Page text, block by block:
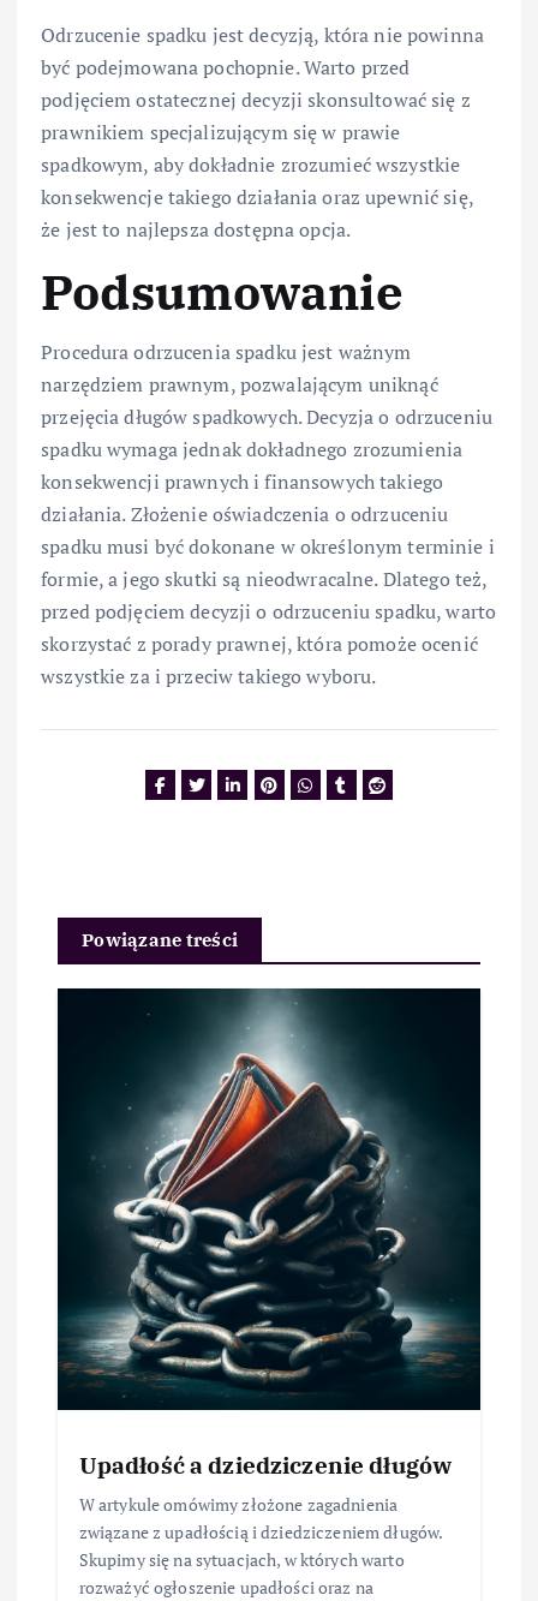
Odrzucenie spadku jest decyzją, która nie powinna
być podejmowana pochopnie. Warto przed
podjęciem ostatecznej decyzji skonsultować się z
prawnikiem specjalizującym się w prawie
spadkowym, aby dokładnie zrozumieć wszystkie
konsekwencje takiego działania oraz upewnić się,
że jest to najlepsza dostępna opcja.
Podsumowanie
Procedura odrzucenia spadku jest ważnym
narzędziem prawnym, pozwalającym uniknąć
przejęcia długów spadkowych. Decyzja o odrzuceniu
spadku wymaga jednak dokładnego zrozumienia
konsekwencji prawnych i finansowych takiego
działania. Złożenie oświadczenia o odrzuceniu
spadku musi być dokonane w określonym terminie i
formie, a jego skutki są nieodwracalne. Dlatego też,
przed podjęciem decyzji o odrzuceniu spadku, warto
skorzystać z porady prawnej, która pomoże ocenić
wszystkie za i przeciw takiego wyboru.
Powiązane treści
Upadłość a dziedziczenie długów
W artykule omówimy złożone zagadnienia
związane z upadłością i dziedziczeniem długów.
Skupimy się na sytuacjach, w których warto
rozważyć ogłoszenie upadłości oraz na